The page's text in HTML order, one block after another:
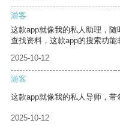
游客
这款app就像我的私人助理，
查找资料，这款app的搜索功能
2025-10-12
游客
这款app就像我的私人导师，带
2025-10-12